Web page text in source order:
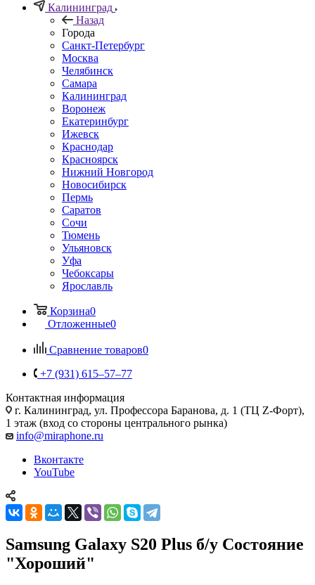
Калининград
Назад
Города
Санкт-Петербург
Москва
Челябинск
Самара
Калининград
Воронеж
Екатеринбург
Ижевск
Краснодар
Красноярск
Нижний Новгород
Новосибирск
Пермь
Саратов
Сочи
Тюмень
Ульяновск
Уфа
Чебоксары
Ярославль
Корзина0
Отложенные0
Сравнение товаров0
+7 (931) 615‒57‒77
Контактная информация
г. Калининград, ул. Профессора Баранова, д. 1 (ТЦ Z-Форт),
1 этаж (вход со стороны центрального рынка)
info@miraphone.ru
Вконтакте
YouTube
Samsung Galaxy S20 Plus б/у Состояние
"Хороший"